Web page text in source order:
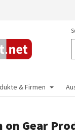
& Firmen
on Gear